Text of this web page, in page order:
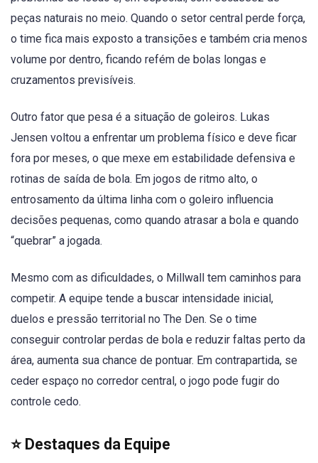
peças naturais no meio. Quando o setor central perde força,
o time fica mais exposto a transições e também cria menos
volume por dentro, ficando refém de bolas longas e
cruzamentos previsíveis.
Outro fator que pesa é a situação de goleiros. Lukas
Jensen voltou a enfrentar um problema físico e deve ficar
fora por meses, o que mexe em estabilidade defensiva e
rotinas de saída de bola. Em jogos de ritmo alto, o
entrosamento da última linha com o goleiro influencia
decisões pequenas, como quando atrasar a bola e quando
“quebrar” a jogada.
Mesmo com as dificuldades, o Millwall tem caminhos para
competir. A equipe tende a buscar intensidade inicial,
duelos e pressão territorial no The Den. Se o time
conseguir controlar perdas de bola e reduzir faltas perto da
área, aumenta sua chance de pontuar. Em contrapartida, se
ceder espaço no corredor central, o jogo pode fugir do
controle cedo.
⭐ Destaques da Equipe